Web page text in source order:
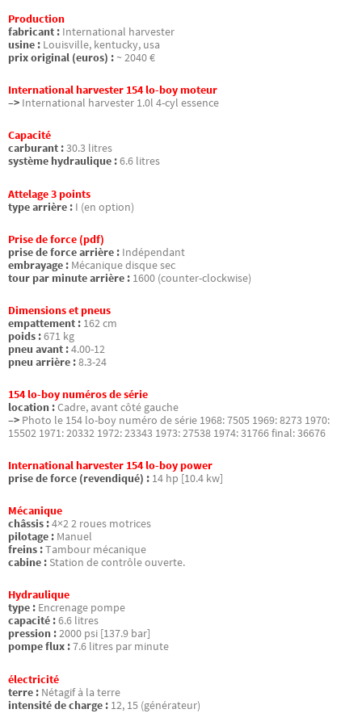
Production
fabricant : International harvester
usine : Louisville, kentucky, usa
prix original (euros) : ~ 2040 €
International harvester 154 lo-boy moteur
–> International harvester 1.0l 4-cyl essence
Capacité
carburant :30.3 litres
système hydraulique :6.6 litres
Attelage 3 points
type arrière : I (en option)
Prise de force (pdf)
prise de force arrière : Indépendant
embrayage : Mécanique disque sec
tour par minute arrière : 1600 (counter-clockwise)
Dimensions et pneus
empattement : 162 cm
poids :671 kg
pneu avant :4.00-12
pneu arrière :8.3-24
154 lo-boy numéros de série
location :Cadre, avant côté gauche
–> Photo le 154 lo-boy numéro de série 1968: 7505 1969: 8273 1970:
15502 1971: 20332 1972: 23343 1973: 27538 1974: 31766 final: 36676
International harvester 154 lo-boy power
prise de force (revendiqué) : 14 hp [10.4 kw]
Mécanique
châssis :4×2 2 roues motrices
pilotage : Manuel
freins :Tambour mécanique
cabine : Station de contrôle ouverte.
Hydraulique
type : Encrenage pompe
capacité :6.6 litres
pression :2000 psi [137.9 bar]
pompe flux :7.6 litres par minute
électricité
terre : Nétagif à la terre
intensité de charge : 12, 15 (générateur)